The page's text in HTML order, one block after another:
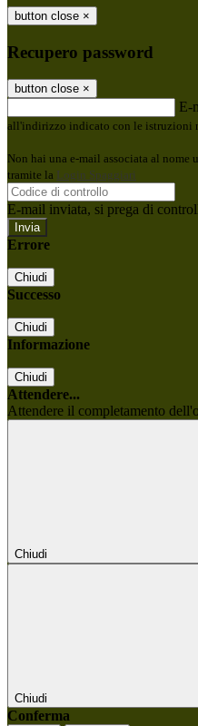
button close ×
Recupero password
button close ×
E-
all'indirizzo indicato con le istruzioni
Non hai una e-mail associata al nome
tramite la Login Spaggiari
E-mail inviata, si prega di
Errore
Chiudi
Successo
Chiudi
Informazione
Chiudi
Attendere...
Attendere il completamento
Chiudi
Chiudi
Conferma